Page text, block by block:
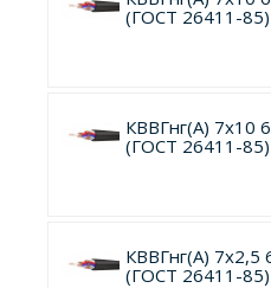
(ГОСТ 26411-85)
КВВГнг(А) 7х10
(ГОСТ 26411-85)
КВВГнг(А) 7х2,5
(ГОСТ 26411-85)